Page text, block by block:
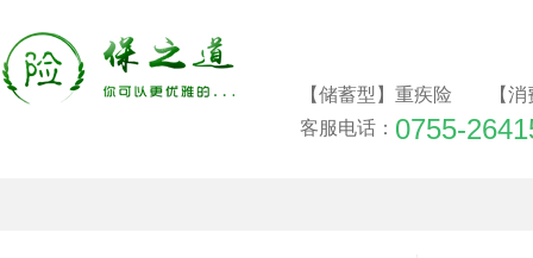
【储蓄型】重疾险
【
客服电话： 0755-